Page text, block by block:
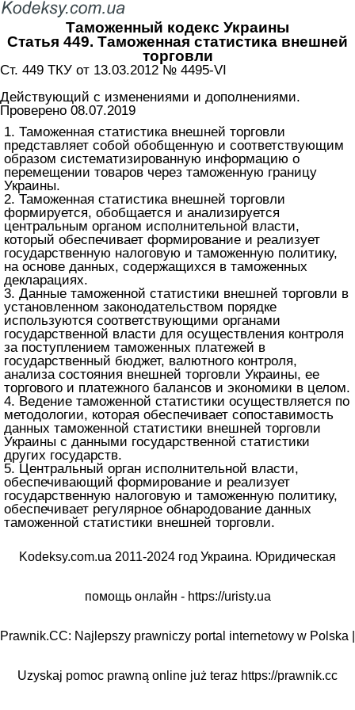
Таможенный кодекс Украины
Статья 449. Таможенная статистика внешней
торговли
Ст. 449 ТКУ от 13.03.2012 № 4495-VI
Действующий с изменениями и дополнениями.
Проверено 08.07.2019
1. Таможенная статистика внешней торговли
представляет собой обобщенную и соответствующим
образом систематизированную информацию о
перемещении товаров через таможенную границу
Украины.
2. Таможенная статистика внешней торговли
формируется, обобщается и анализируется
центральным органом исполнительной власти,
который обеспечивает формирование и реализует
государственную налоговую и таможенную политику,
на основе данных, содержащихся в таможенных
декларациях.
3. Данные таможенной статистики внешней торговли в
установленном законодательством порядке
используются соответствующими органами
государственной власти для осуществления контроля
за поступлением таможенных платежей в
государственный бюджет, валютного контроля,
анализа состояния внешней торговли Украины, ее
торгового и платежного балансов и экономики в целом.
4. Ведение таможенной статистики осуществляется по
методологии, которая обеспечивает сопоставимость
данных таможенной статистики внешней торговли
Украины с данными государственной статистики
других государств.
5. Центральный орган исполнительной власти,
обеспечивающий формирование и реализует
государственную налоговую и таможенную политику,
обеспечивает регулярное обнародование данных
таможенной статистики внешней торговли.
Kodeksy.com.ua 2011-2024 год Украина. Юридическая
помощь онлайн - https://uristy.ua
Prawnik.CC: Najlepszy prawniczy portal internetowy w Polska |
Uzyskaj pomoc prawną online już teraz https://prawnik.cc